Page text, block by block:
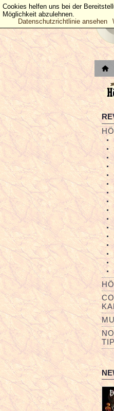
Cookies helfen uns bei der
Möglichkeit abzulehnen.
Datenschutzrichtlinie ansehen